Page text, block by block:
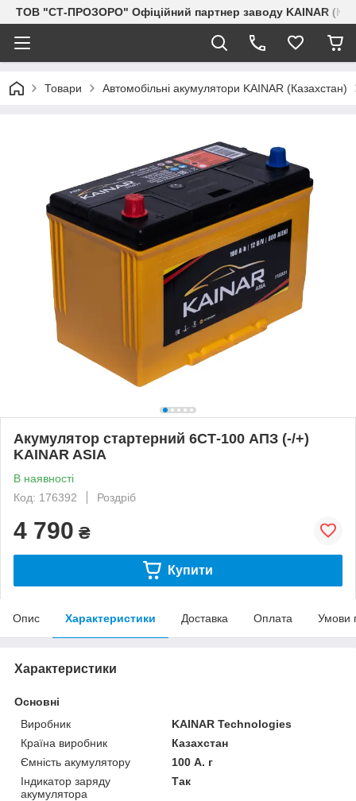
ТОВ "СТ-ПРОЗОРО" Офіційний партнер заводу KAINAR
Товари Автомобільні акумулятори KAINAR (Казахстан)
Акумулятор стартерний 6СТ-100 АПЗ (-/+)
KAINAR ASIA
В наявності
Код: 176392
Роздріб
4 790 ₴
Купити
Опис Характеристики Доставка Оплата Умови
Характеристики
Основні
Виробник
KAINAR Technologies
Країна виробник
Казахстан
Ємність акумулятору
100 А. г
Індикатор заряду
акумулятора
Так